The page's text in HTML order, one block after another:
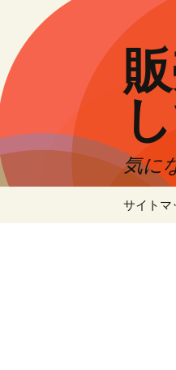
ン
ツ
へ
ッ
プ
気に
サイトマ